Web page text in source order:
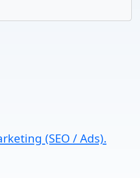
(SEO / Ads).